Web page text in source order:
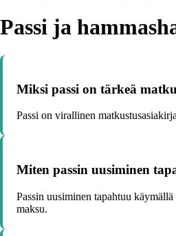
Passi ja
Miksi passi on tärkeä
Passi on virallinen
Miten passin uusiminen
Passin uusiminen tapahtuu
maksu.